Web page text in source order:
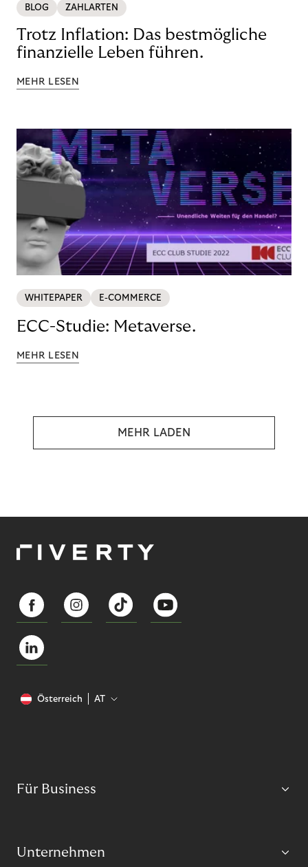
BLOG ZAHLARTEN
Trotz Inflation: Das bestmögliche
finanzielle Leben führen.
MEHR LESEN
WHITEPAPER E-COMMERCE
ECC-Studie: Metaverse.
MEHR LESEN
MEHR LADEN
Österreich AT
Für Business
Unternehmen